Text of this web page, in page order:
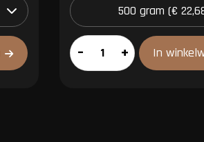
Bavette
aantal
– + In